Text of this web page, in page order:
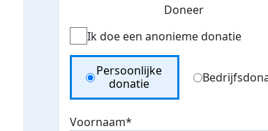
Doneer
Ik doe een anonieme donatie
Donation Type
Persoonlijke
donatie
Voornaam*